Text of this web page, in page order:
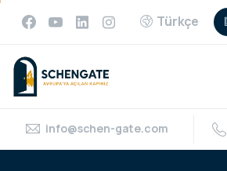
Türkçe
info@schen-gate.com